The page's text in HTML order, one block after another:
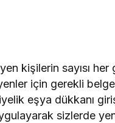
kişilerin sayısı her
için gerekli
eşya dükkanı
sizlerde